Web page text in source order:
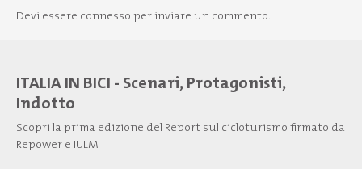
Devi essere connesso per inviare un commento.
ITALIA IN BICI - Scenari, Protagonisti,
Indotto
Scopri la prima edizione del Report sul cicloturismo firmato da
Repower e IULM